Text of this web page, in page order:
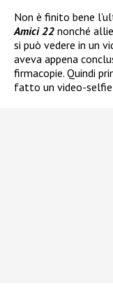
Non è finito bene
Amici 22 nonché
si può vedere in un
aveva appena
firmacopie. Quindi
fatto un video-selfie